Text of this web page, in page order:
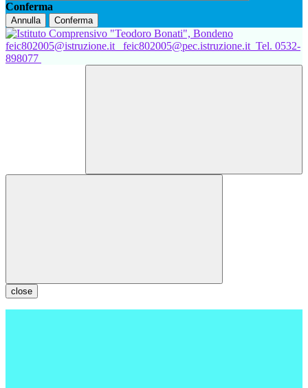
Conferma
Annulla Conferma
feic802005@istruzione.it feic802005@pec.istruzione.it Tel. 0532-
898077
close